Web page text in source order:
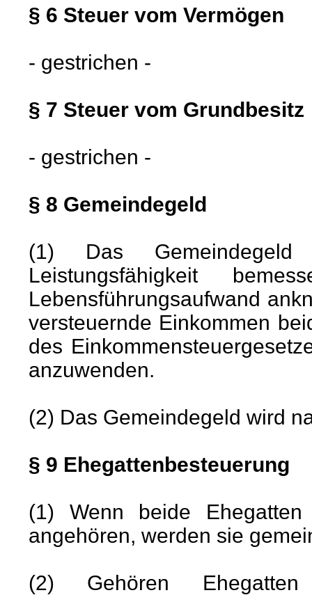
§ 6 Steuer vom Vermögen
- gestrichen -
§ 7 Steuer vom Grundbesitz
- gestrichen -
§ 8 Gemeindegeld
(1) Das
Leistungsfähigkeit
Lebensführungsaufwand
versteuernde Einkommen
des
anzuwenden.
(2) Das Gemeindegeld wird
§ 9 Ehegattenbesteuerung
(1) Wenn beide
angehören, werden sie
(2) Gehören Ehegatten